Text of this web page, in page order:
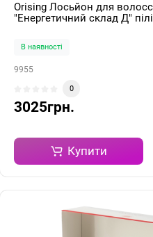
Orising Лосьйон для
"Енергетичний склад Д"
В наявності
9955
0
3025грн.
Купити